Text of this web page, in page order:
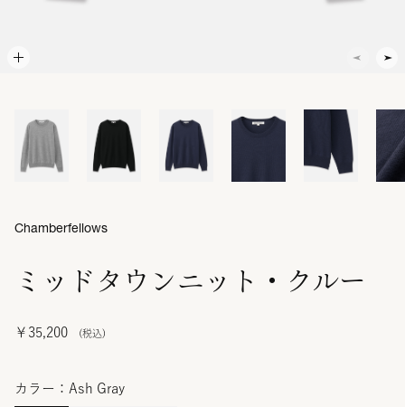
ミッドタウンニット・クルー
￥35,200
Chamberfellows
カラー：Ash Gray